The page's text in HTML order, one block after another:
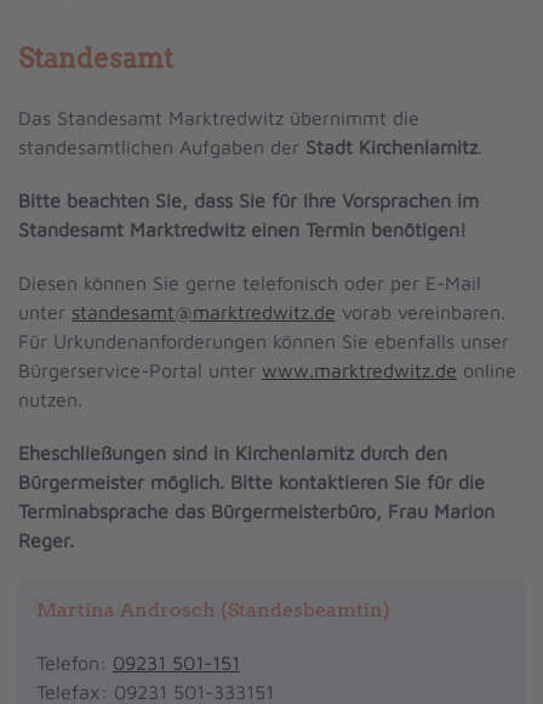
Standesamt
Das Standesamt Marktredwitz übernimmt die
standesamtlichen Aufgaben der Stadt Kirchenlamitz
Bitte beachten Sie, dass Sie für Ihre Vorsprachen im
Standesamt Marktredwitz einen Termin benötigen!
Diesen können Sie gerne telefonisch oder per E-Mail
unter standesamt@marktredwitz.de vorab vereinbaren.
Für Urkundenanforderungen können Sie ebenfalls unser
Bürgerservice-Portal unter www.marktredwitz.de online
nutzen.
Eheschließungen sind in Kirchenlamitz durch den
Bürgermeister möglich. Bitte kontaktieren Sie für die
Terminabsprache das Bürgermeisterbüro, Frau Marion
Reger.
Martina Androsch (Standesbeamtin)
Telefon: 09231 501-151
Telefax: 09231 501-333151